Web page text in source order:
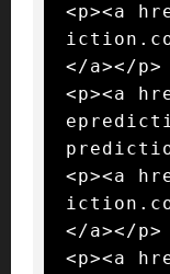
<p><a
</a></p>
<p><a
<p><a
</a></p>
<p><a